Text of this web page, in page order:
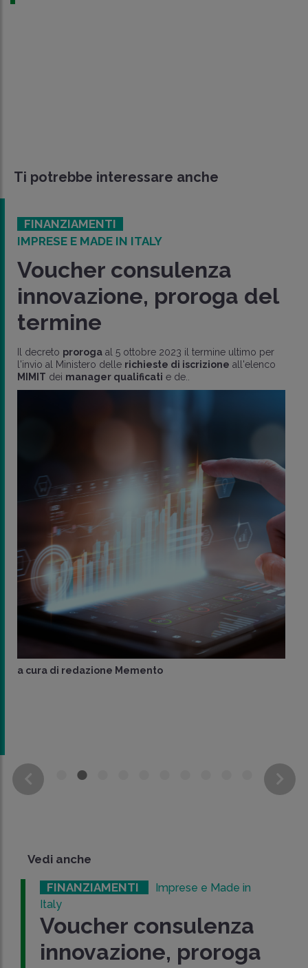
Ti potrebbe interessare anche
FINANZIAMENTI
IMPRESE E MADE IN ITALY
Voucher consulenza
innovazione, proroga del
termine
Il decreto proroga al 5 ottobre 2023 il termine ultimo per
l'invio al Ministero delle richieste di iscrizione all'elenco
MIMIT dei manager qualificati e de..
a cura di redazione Memento
Vedi anche
FINANZIAMENTI
Imprese e Made in
Italy
Voucher consulenza
innovazione, proroga